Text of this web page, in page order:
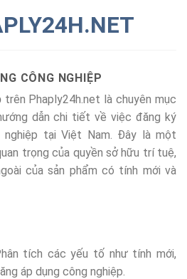
CÔNG NGHIỆP
trên Phaply24h.net là chuyên mục
dẫn chi tiết về việc đăng ký
nghiệp tại Việt Nam. Đây là một
trọng của quyền sở hữu trí tuệ,
của sản phẩm có tính mới và
tích các yếu tố như tính mới,
áp dụng công nghiệp.